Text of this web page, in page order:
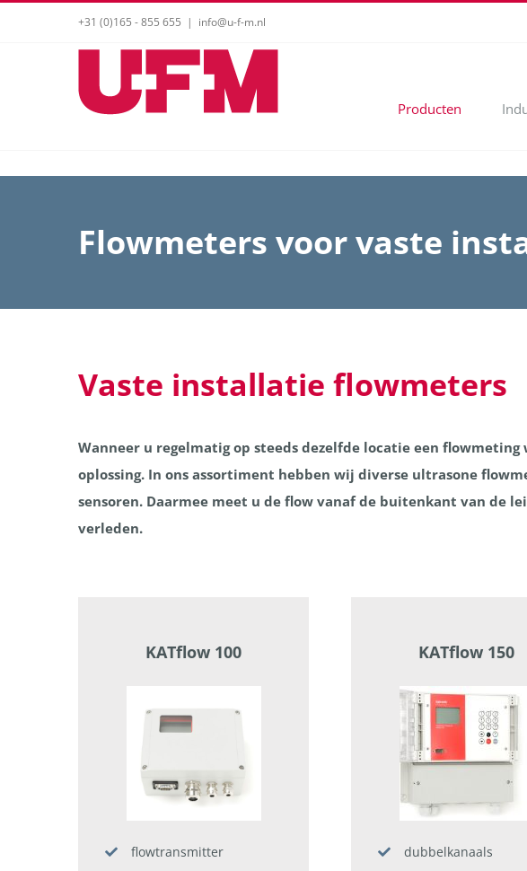
+31 (0)165 - 855 655 | info@u-f-m.nl
Producten
Flowmeters voor vaste
Vaste installatie flowmeters
Wanneer u regelmatig op steeds dezelfde locatie een
oplossing. In ons assortiment hebben wij diverse ultrasone
sensoren. Daarmee meet u de flow vanaf de buitenkant van de
verleden.
KATflow 100
flowtransmitter
KATflow 150
dubbelkanaals